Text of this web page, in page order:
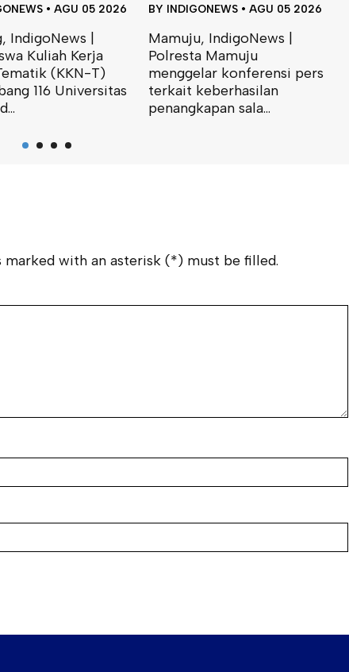
• AGU 05 2026
IndigoNews |
Mamuju
konferensi pers
sala...
BY INDIGONEWS •JUL 31 2026
Mamuju, IndigoNews |
Kepala Bidang Geologi dan
Air Tanah Dinas Energi dan
Sumber Daya Mineral
(ESDM)...
with an asterisk (*) must be filled.